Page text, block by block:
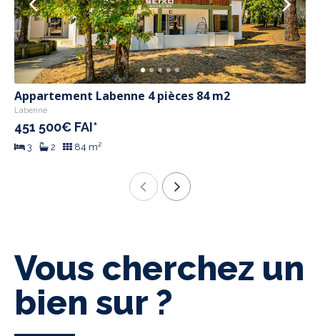
Appartement Labenne 4 pièces 84 m2
Labenne
451 500€ FAI*
3 2 84 m²
Vous cherchez un
bien sur ?